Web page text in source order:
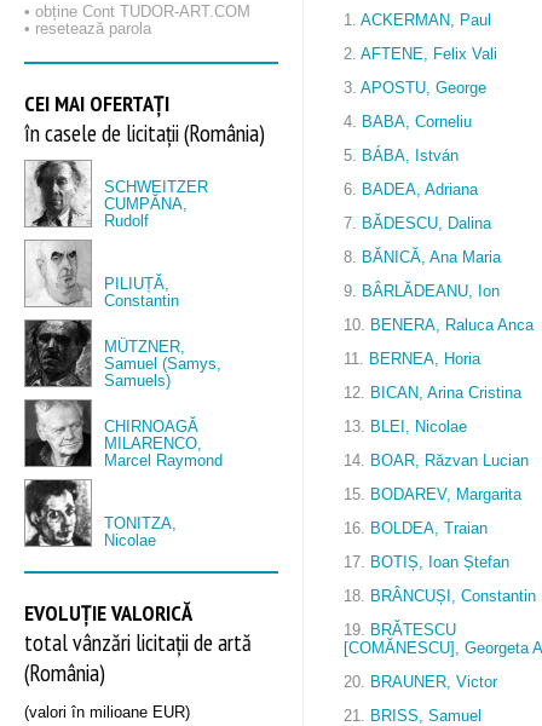
• obține Cont TUDOR‑ART.COM
• resetează parola
CEI MAI OFERTAȚI
în casele de licitații (România)
SCHWEITZER
CUMPĂNA,
Rudolf
PILIUȚĂ,
Constantin
MÜTZNER,
Samuel (Samys,
Samuels)
CHIRNOAGĂ
MILARENCO,
Marcel Raymond
TONITZA,
Nicolae
EVOLUȚIE VALORICĂ
total vânzări licitații de artă
(România)
(valori în milioane EUR)
1. ACKERMAN, Paul
2. AFTENE, Felix Vali
3. APOSTU, George
4. BABA, Corneliu
5. BÁBA, István
6. BADEA, Adriana
7. BĂDESCU, Dalina
8. BĂNICĂ, Ana Maria
9. BÂRLĂDEANU, Ion
10. BENERA, Raluca Anca
11. BERNEA, Horia
12. BICAN, Arina Cristina
13. BLEI, Nicolae
14. BOAR, Răzvan Lucian
15. BODAREV, Margarita
16. BOLDEA, Traian
17. BOTIȘ, Ioan Ștefan
18. BRÂNCUȘI, Constantin
19. BRĂTESCU
[COMĂNESCU], Georgeta
20. BRAUNER, Victor
21. BRISS, Samuel